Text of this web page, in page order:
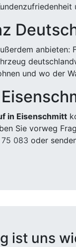
anbieten:
und wo der
in Eisenschmitt
Sie vorweg
083 oder
ist uns